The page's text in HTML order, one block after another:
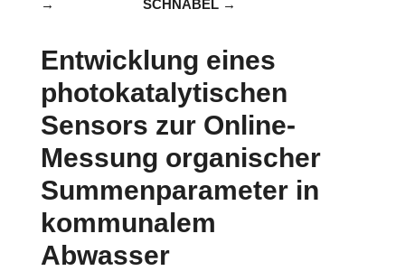
SCHNABEL
Entwicklung eines
photokatalytischen
Sensors zur Online-
Messung organischer
Summenparameter in
kommunalem
Abwasser